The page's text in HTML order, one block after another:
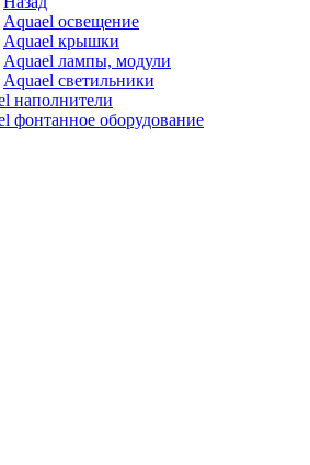
Aquael освещение
Aquael крышки
Aquael лампы, модули
Aquael светильники
наполнители
фонтанное оборудование